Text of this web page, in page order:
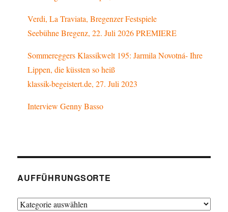
Verdi, La Traviata, Bregenzer Festspiele
Seebühne Bregenz, 22. Juli 2026 PREMIERE
Sommereggers Klassikwelt 195: Jarmila Novotná- Ihre
Lippen, die küssten so heiß
klassik-begeistert.de, 27. Juli 2023
Interview Genny Basso
AUFFÜHRUNGSORTE
Aufführungsorte